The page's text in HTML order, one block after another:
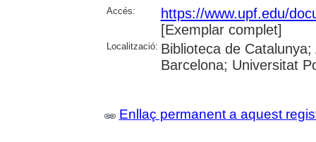
Accés:
https://www.upf.edu/
[Exemplar complet]
Localització: Biblioteca de
Barcelona; Universitat
Enllaç permanent a aquest